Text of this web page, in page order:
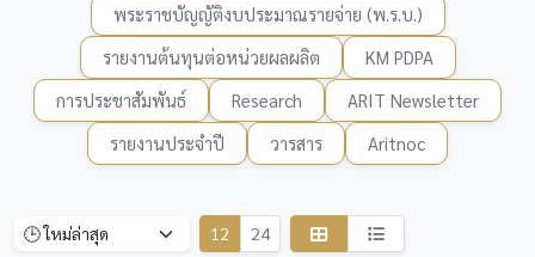
พระราชบัญญัติงบประมาณรายจ่าย (พ.ร.บ.)
รายงานต้นทุนต่อหน่วยผลผลิต
KM PDPA
การประชาสัมพันธ์
Research
ARIT Newsletter
รายงานประจำปี
วารสาร Aritnoc
12 24